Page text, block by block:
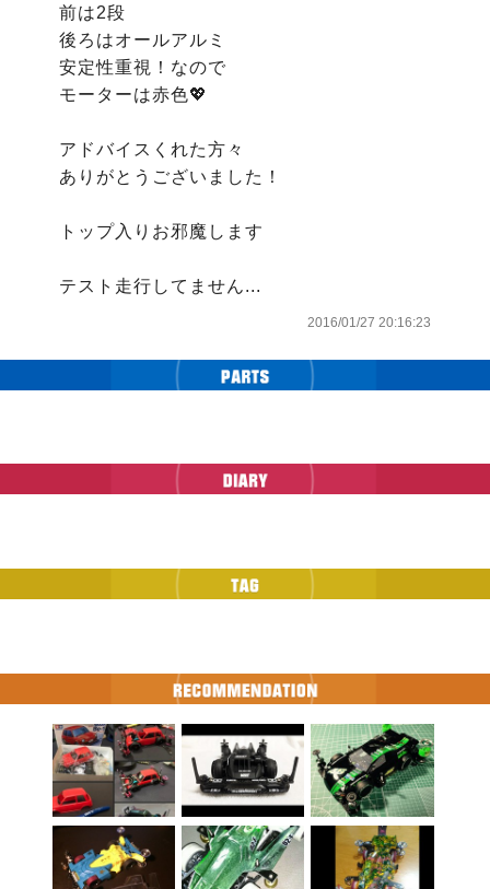
前は2段
後ろはオールアルミ
安定性重視！なので
モーターは赤色💖
アドバイスくれた方々
ありがとうございました！
トップ入りお邪魔します
テスト走行してません...
2016/01/27 20:16:23